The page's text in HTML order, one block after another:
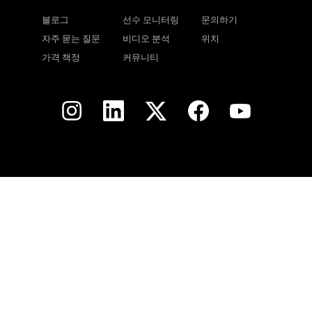
블로그
자주 묻는 질문
가격 책정
선수 모니터링
비디오 분석
커뮤니티
문의하기
위치